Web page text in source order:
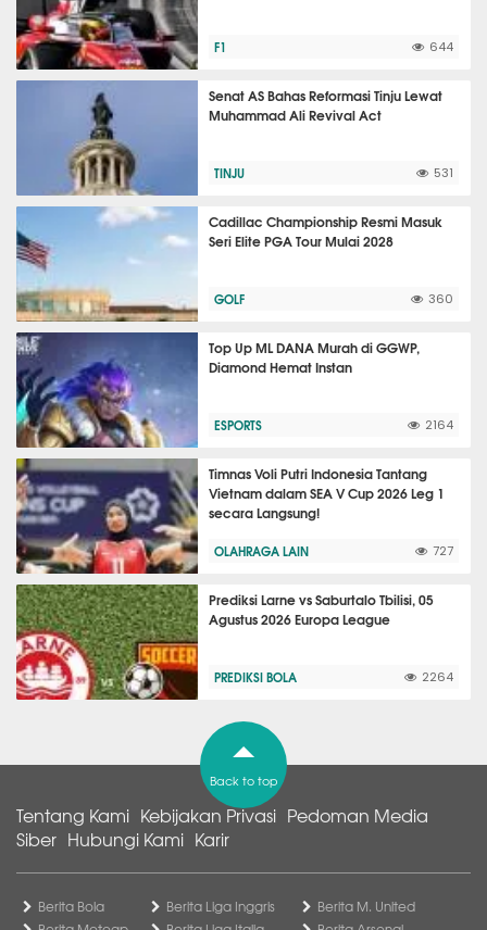
F1 644
Senat AS Bahas Reformasi Tinju Lewat
Muhammad Ali Revival Act
TINJU 531
Cadillac Championship Resmi Masuk
Seri Elite PGA Tour Mulai 2028
GOLF 360
Top Up ML DANA Murah di GGWP,
Diamond Hemat Instan
ESPORTS 2164
Timnas Voli Putri Indonesia Tantang
Vietnam dalam SEA V Cup 2026 Leg 1
secara Langsung!
OLAHRAGA LAIN 727
Prediksi Larne vs Saburtalo Tbilisi, 05
Agustus 2026 Europa League
PREDIKSI BOLA 2264
Back to top
Tentang Kami Kebijakan Privasi Pedoman Media
Siber Hubungi Kami Karir
Berita Bola
Berita Liga Inggris
Berita M. United